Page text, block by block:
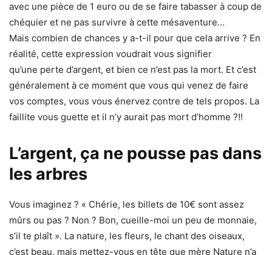
avec une pièce de 1 euro ou de se faire tabasser à coup de
chéquier et ne pas survivre à cette mésaventure…
Mais combien de chances y a-t-il pour que cela arrive ? En
réalité, cette expression voudrait vous signifier
qu’une perte d’argent, et bien ce n’est pas la mort. Et c’est
généralement à ce moment que vous qui venez de faire
vos comptes, vous vous énervez contre de tels propos. La
faillite vous guette et il n’y aurait pas mort d’homme ?!!
L’argent, ça ne pousse pas dans
les arbres
Vous imaginez ? « Chérie, les billets de 10€ sont assez
mûrs ou pas ? Non ? Bon, cueille-moi un peu de monnaie,
s’il te plaît ». La nature, les fleurs, le chant des oiseaux,
c’est beau, mais mettez-vous en tête que mère Nature n’a